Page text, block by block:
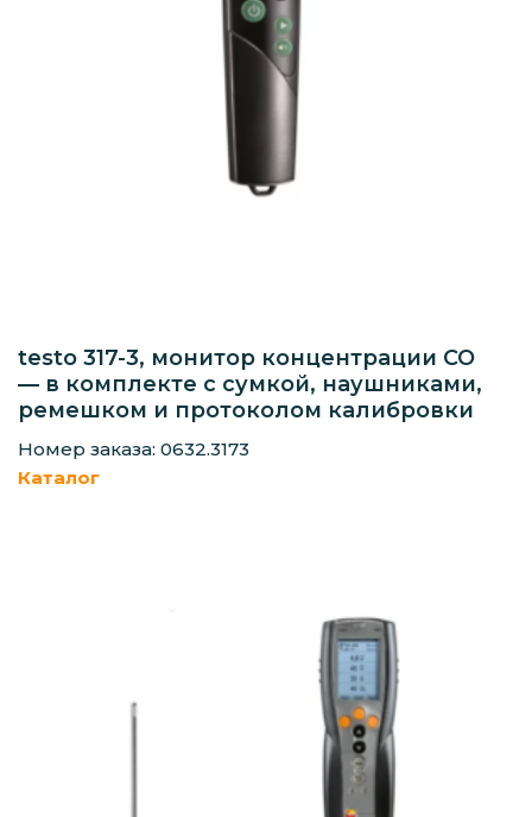
testo 317-3, монитор концентрации CO
— в комплекте с сумкой, наушниками,
ремешком и протоколом калибровки
Номер заказа: 0632.3173
Каталог